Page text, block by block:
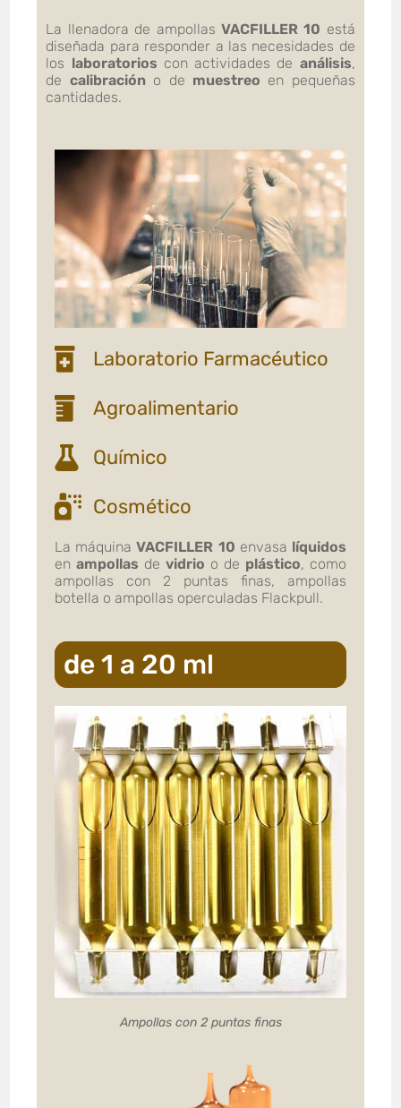
La llenadora de ampollas VACFILLER 10 está
diseñada para responder a las necesidades de
los laboratorios con actividades de análisis,
de calibracióno de muestreo en pequeñas
cantidades.
Laboratorio Farmacéutico
Agroalimentario
Químico
Cosmético
La máquinaVACFILLER 10 envasa líquidos
enampollas devidrio o de plástico, como
ampollas con 2 puntas finas, ampollas
botella o ampollas operculadas Flackpull.
de 1 a 20 ml
Ampollas con 2 puntas finas